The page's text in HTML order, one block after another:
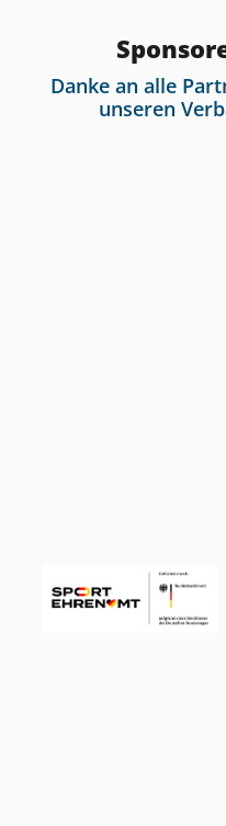
Danke an alle
unseren